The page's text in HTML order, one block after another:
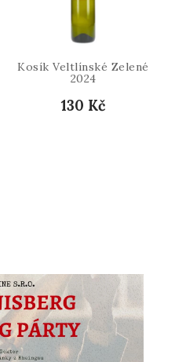
Kosík Veltlínské Zelené
2024
130 Kč